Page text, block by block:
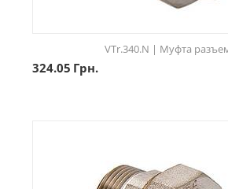
VTr.340.N | Муфта
324.05 Грн.